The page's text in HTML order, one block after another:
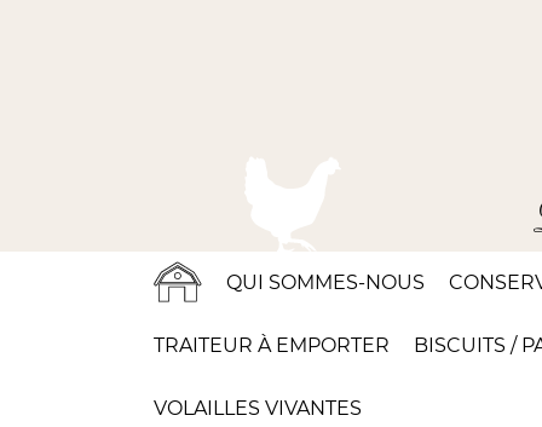
QUI SOMMES-NOUS
TRAITEUR À EMPORTER BISCUITS /
VOLAILLES VIVANTES